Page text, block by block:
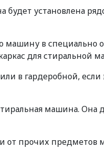
будет установлена
машину в специально
для стиральной
в гардеробной, если
машина.
от прочих предметов